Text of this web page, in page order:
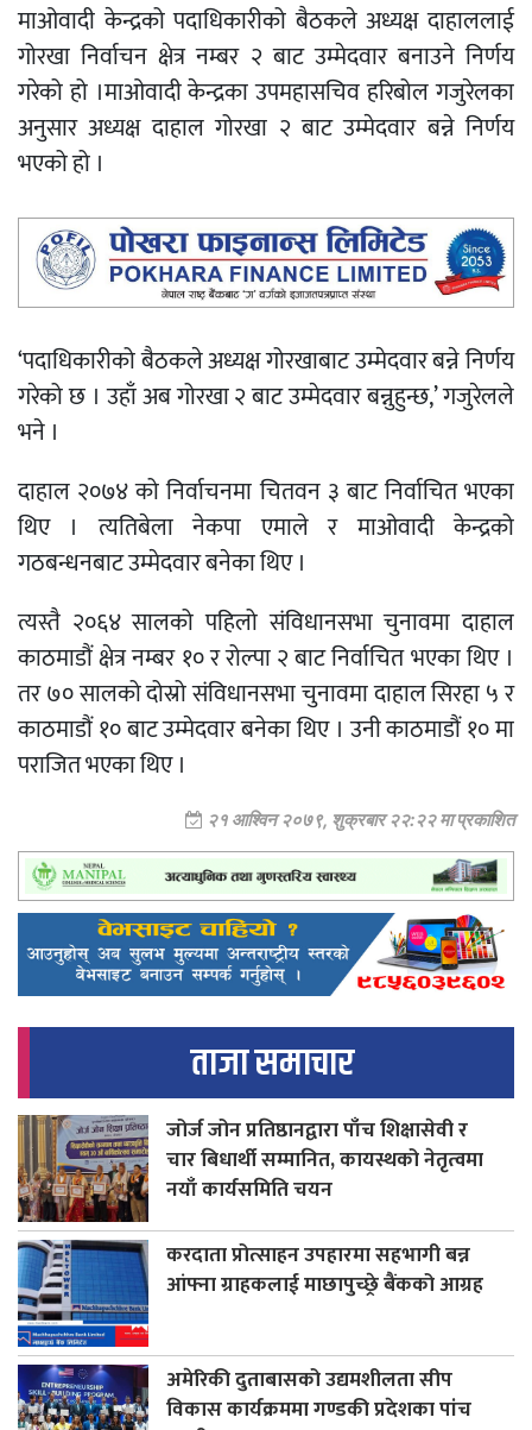
माओवादी केन्द्रको पदाधिकारीको बैठकले अध्यक्ष दाहाललाई
गोरखा निर्वाचन क्षेत्र नम्बर २ बाट उम्मेदवार बनाउने निर्णय
गरेको हो ।माओवादी केन्द्रका उपमहासचिव हरिबोल गजुरेलका
अनुसार अध्यक्ष दाहाल गोरखा २ बाट उम्मेदवार बन्ने निर्णय
भएको हो ।
‘पदाधिकारीको बैठकले अध्यक्ष गोरखाबाट उम्मेदवार बन्ने निर्णय
गरेको छ । उहाँ अब गोरखा २ बाट उम्मेदवार बन्नुहुन्छ,’ गजुरेलले
भने ।
दाहाल २०७४ को निर्वाचनमा चितवन ३ बाट निर्वाचित भएका
थिए । त्यतिबेला नेकपा एमाले र माओवादी केन्द्रको
गठबन्धनबाट उम्मेदवार बनेका थिए ।
त्यस्तै २०६४ सालको पहिलो संविधानसभा चुनावमा दाहाल
काठमाडौं क्षेत्र नम्बर १० र रोल्पा २ बाट निर्वाचित भएका थिए ।
तर ७० सालको दोस्रो संविधानसभा चुनावमा दाहाल सिरहा ५ र
काठमाडौं १० बाट उम्मेदवार बनेका थिए । उनी काठमाडौं १० मा
पराजित भएका थिए ।
२१ आश्विन २०७९, शुक्रबार २२:२२ मा प्रकाशित
ताजा समाचार
जोर्ज जोन प्रतिष्ठानद्वारा पाँच शिक्षासेवी र
चार बिधार्थी सम्मानित, कायस्थको नेतृत्वमा
नयाँ कार्यसमिति चयन
करदाता प्रोत्साहन उपहारमा सहभागी बन्न
आंफ्ना ग्राहकलाई माछापुच्छ्रे बैंकको आग्रह
अमेरिकी दुताबासको उद्यमशीलता सीप
विकास कार्यक्रममा गण्डकी प्रदेशका पांच